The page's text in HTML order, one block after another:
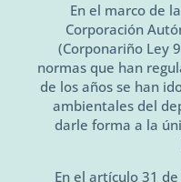
En el marco de
Corporación
(Corponariño Ley
normas que han
de los años se han
ambientales del
darle forma a la
En el artículo 31